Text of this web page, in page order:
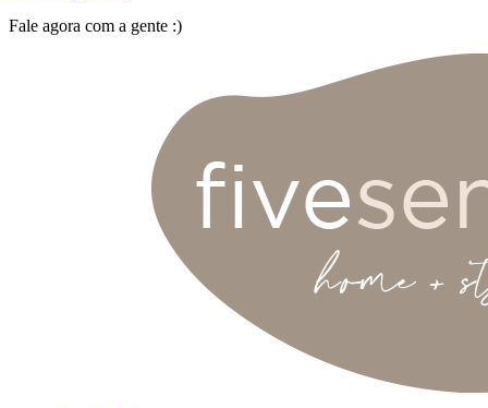
Fale agora com a gente :)